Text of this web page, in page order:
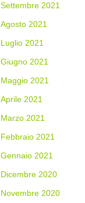
Settembre 2021
Agosto 2021
Luglio 2021
Giugno 2021
Maggio 2021
Aprile 2021
Marzo 2021
Febbraio 2021
Gennaio 2021
Dicembre 2020
Novembre 2020